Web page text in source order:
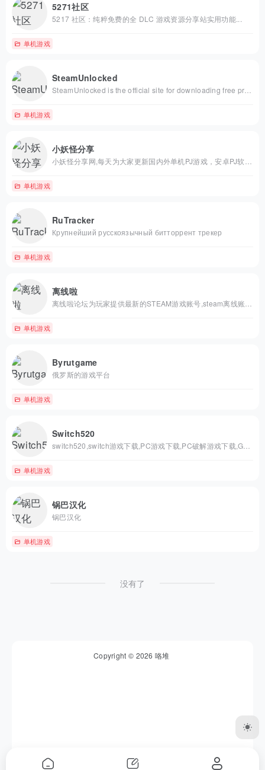
5271社区
5217 社区：纯粹免费的全 DLC 游戏资源分享站实用功能...
单机游戏
SteamUnlocked
单机游戏
小妖怪分享
单机游戏
RuTracker
Крупнейший русскоязычный битторрент трекер
单机游戏
离线啦
单机游戏
Byrutgame
俄罗斯的游戏平台
单机游戏
Switch520
单机游戏
锅巴汉化
锅巴汉化
单机游戏
没有了
Copyright © 2026咯堆
免责声明|网站地图